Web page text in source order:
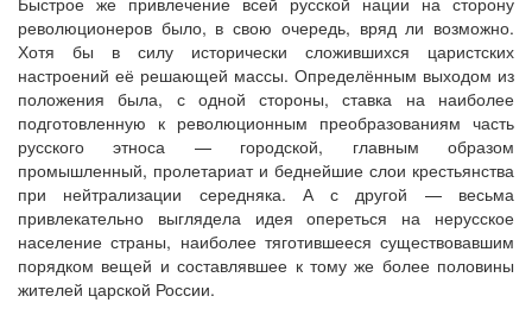
революционеров было, в свою очередь, вряд ли возможно.
Хотя бы в силу исторически сложившихся царистских
настроений её решающей массы. Определённым выходом из
положения была, с одной стороны, ставка на наиболее
подготовленную к революционным преобразованиям часть
русского этноса — городской, главным образом
промышленный, пролетариат и беднейшие слои крестьянства
при нейтрализации середняка. А с другой — весьма
привлекательно выглядела идея опереться на нерусское
население страны, наиболее тяготившееся существовавшим
порядком вещей и составлявшее к тому же более половины
жителей царской России.